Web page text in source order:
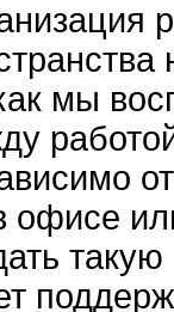
мы
офисе